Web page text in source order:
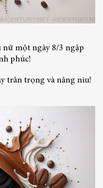
một ngày 8/3 ngập
phúc!
trân trọng và nâng niu!